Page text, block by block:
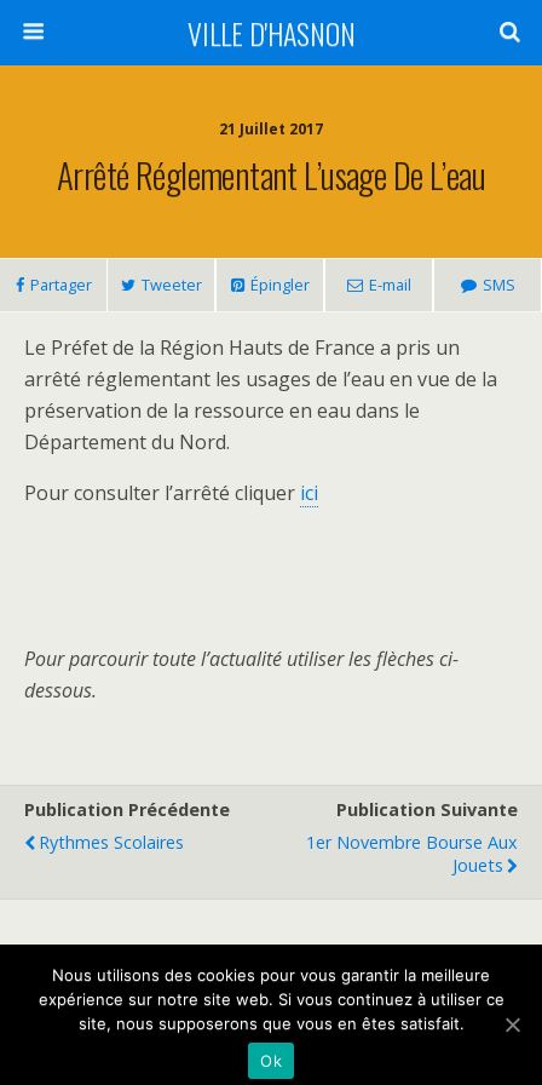
VILLE D'HASNON
21 Juillet 2017
Arrêté Réglementant L’usage De L’eau
Partager Tweeter Épingler E-mail SMS
Le Préfet de la Région Hauts de France a pris un
arrêté réglementant les usages de l’eau en vue de la
préservation de la ressource en eau dans le
Département du Nord.
Pour consulter l’arrêté cliquer ici
Pour parcourir toute l’actualité utiliser les flèches ci-
dessous.
Publication Précédente
Rythmes Scolaires
Publication Suivante
1er Novembre Bourse Aux
Jouets
Retour au début
Mobile Bureau
Nous utilisons des cookies pour vous garantir la meilleure
expérience sur notre site web. Si vous continuez à utiliser ce
site, nous supposerons que vous en êtes satisfait.
Ok